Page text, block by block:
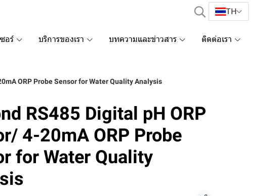
TH
อร์ บริการของเรา บทความและข่าวสาร ติดต่อเรา
ORP Probe Sensor for Water Quality Analysis
RS485 Digital pH ORP
4-20mA ORP Probe
for Water Quality